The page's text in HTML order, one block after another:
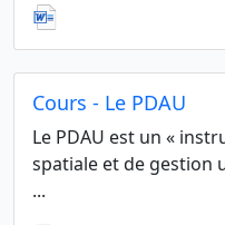
Cours - Le PDAU
Le PDAU est un «
spatiale et de gestion
...